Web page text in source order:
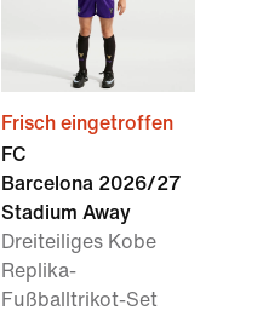
Frisch eingetroffen
FC
Barcelona 2026/27
Stadium Away
Dreiteiliges Kobe
Replika-
Fußballtrikot-Set